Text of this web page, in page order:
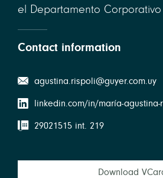
el Departamento
Contact information
agustina.rispoli@guyer.com.uy
linkedin.com/in/maría-agustina-
29021515 int. 219
Download